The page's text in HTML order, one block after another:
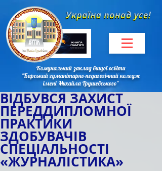
Комунальний заклад вищої освіти
"Барський гуманітарно-педагогічний коледж
імені Михайла Грушевського"
ВІДБУВСЯ ЗАХИСТ
ПЕРЕДДИПЛОМНОЇ
ПРАКТИКИ
ЗДОБУВАЧІВ
СПЕЦІАЛЬНОСТІ
«ЖУРНАЛІСТИКА»